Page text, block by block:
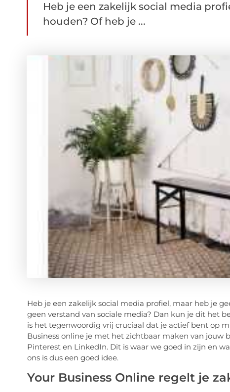
Heb je een zakelijk social media
houden? Of heb je ...
Heb je een zakelijk social media profiel, maar heb je
geen verstand van sociale media? Dan kun je dit het
is het tegenwoordig vrij cruciaal dat je actief bent op
Business online je met het zichtbaar maken van jouw
Pinterest en LinkedIn. Dit is waar we goed in zijn en
ons is dus een goed idee.
Your Business Online regelt je